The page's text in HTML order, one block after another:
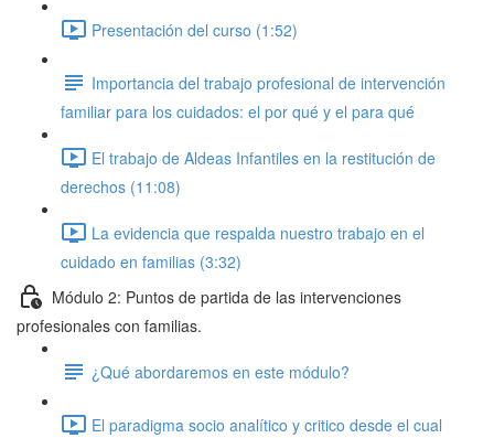
Presentación del curso (1:52)
Importancia del trabajo profesional de intervención
familiar para los cuidados: el por qué y el para qué
El trabajo de Aldeas Infantiles en la restitución de
derechos (11:08)
La evidencia que respalda nuestro trabajo en el
cuidado en familias (3:32)
Módulo 2: Puntos de partida de las intervenciones
profesionales con familias.
¿Qué abordaremos en este módulo?
El paradigma socio analítico y critico desde el cual